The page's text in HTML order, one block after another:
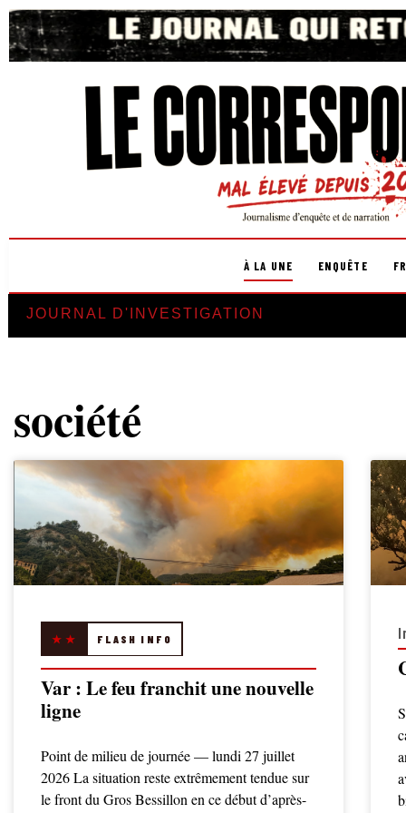
À LA UNE ENQUÊTE
JOURNAL D'INVESTIGATION
société
★★ FLASH INFO
Var : Le feu franchit une nouvelle
ligne
Point de milieu de journée — lundi 27 juillet
2026 La situation reste extrêmement tendue sur
le front du Gros Bessillon en ce début d’après-